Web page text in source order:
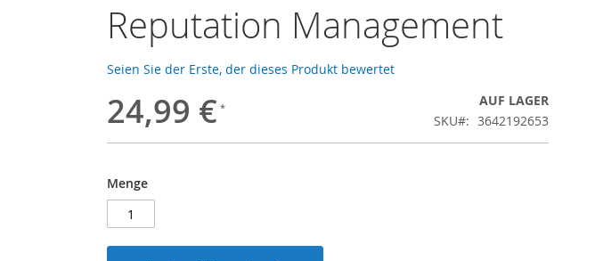
Reputation Management
Seien Sie der Erste, der dieses Produkt bewertet
24,99 €
AUF LAGER
SKU
3642192653
Menge